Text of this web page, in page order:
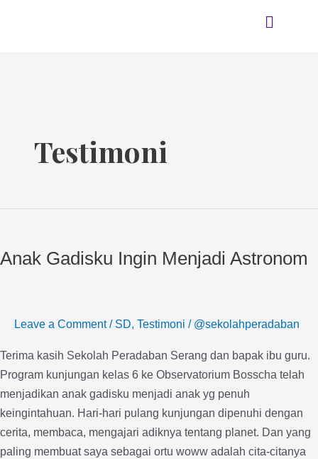
Menu
Testimoni
Anak Gadisku Ingin Menjadi Astronom
Leave a Comment / SD, Testimoni / @sekolahperadaban
Terima kasih Sekolah Peradaban Serang dan bapak ibu guru.
Program kunjungan kelas 6 ke Observatorium Bosscha telah
menjadikan anak gadisku menjadi anak yg penuh
keingintahuan. Hari-hari pulang kunjungan dipenuhi dengan
cerita, membaca, mengajari adiknya tentang planet. Dan yang
paling membuat saya sebagai ortu woww adalah cita-citanya
Ingin